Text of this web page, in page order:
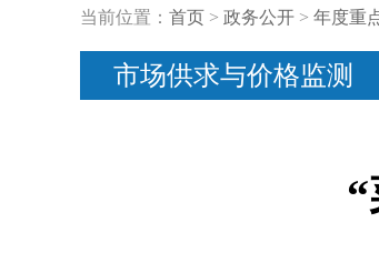
当前位置： 首页 > 政务公开 > 年度重
市场供求与价格监测